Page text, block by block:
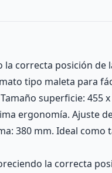
correcta posición
tipo maleta para
superficie: 455 x
ergonomía. Ajuste
380 mm. Ideal como
la correcta